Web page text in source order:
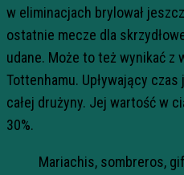
w eliminacjach brylował
ostatnie mecze dla
udane. Może to też wynikać z
Tottenhamu. Upływający
całej drużyny. Jej wartość w
30%.
Mariachis, sombreros,